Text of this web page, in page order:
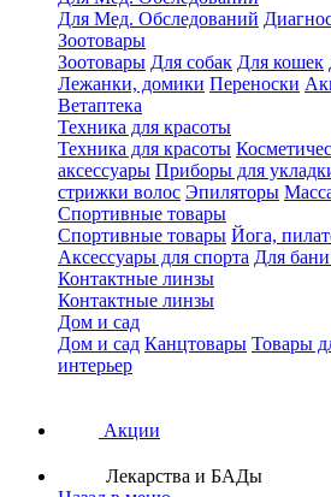
Для Мед. Обследований
Зоотовары
Зоотовары Для собак Для кошек
Лежанки, домики Переноски
Ветаптека
Техника для красоты
Техника для красоты
аксессуары Приборы для
стрижки волос Эпиляторы
Спортивные товары
Спортивные товары Йога,
Аксессуары для спорта Для
Контактные линзы
Контактные линзы
Дом и сад
Дом и сад Канцтовары Товары
интерьер
Акции
Лекарства и БАДы